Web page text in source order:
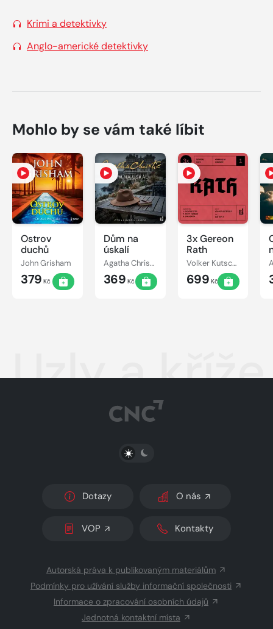
Krimi a detektivky
Anglo-americké detektivky
Mohlo by se vám také líbit
Ostrov
duchů
John Grisham
379 Kč
Dům na
úskalí
Agatha Christie
369 Kč
3x Gereon
Rath
Volker Kutscher
699 Kč
Uzly a kříže
PŘEPNOUT SVĚTLÝ/TMAVÝ REŽIM
Dotazy O nás
VOP Kontakty
Autorská práva k publikovaným materiálům
Podmínky pro užívání služby informační společnosti
Informace o zpracování osobních údajů
Jednotná kontaktní místa